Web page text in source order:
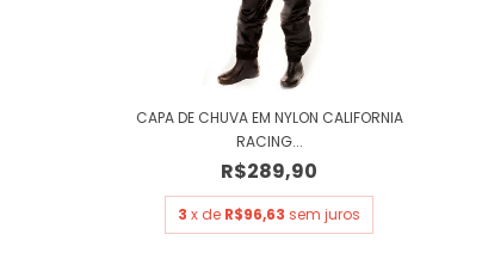
CAPA DE CHUVA EM NYLON CALIFORNIA
RACING...
R$289,90
3 x de R$96,63 sem juros